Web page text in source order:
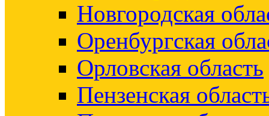
Новгородская
Оренбургская
Орловская область
Пензенская